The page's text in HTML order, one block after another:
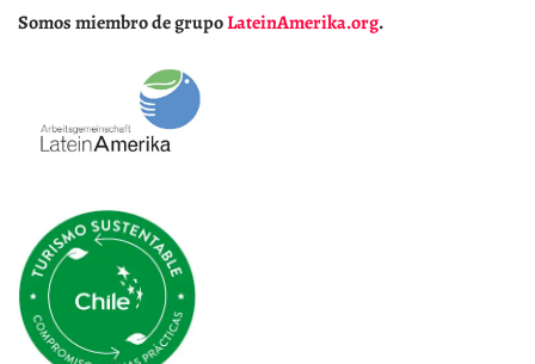
Somos miembro de grupoLateinAmerika.org.